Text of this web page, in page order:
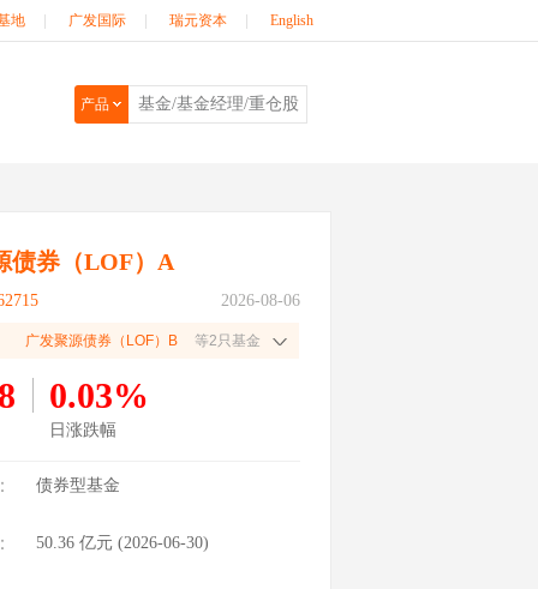
地 广发国际 瑞元资本 English
产品
债券（LOF）A
2026-08-06
广发聚源债券（LOF）B 等2只基金
0.03%
日涨跌幅
债券型基金
50.36 亿元 (2026-06-30)